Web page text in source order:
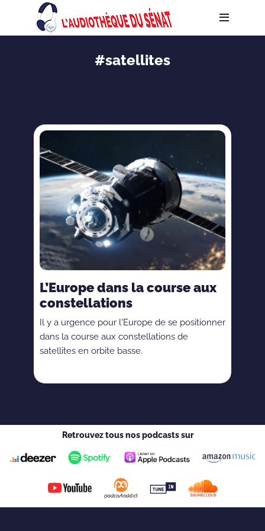
#satellites
L’Europe dans la course aux
constellations
Il y a urgence pour l'Europe de se positionner
dans la course aux constellations de
satellites en orbite basse.
Retrouvez tous nos podcasts sur